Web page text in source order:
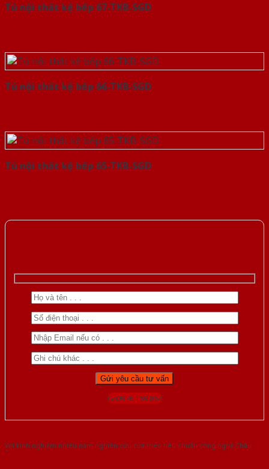
Tủ nội thất kệ bếp 67-TKB-SGD
Tủ nội thất kệ bếp 66-TKB-SGD
Tủ nội thất kệ bếp 65-TKB-SGD
Gọi 0976.169.864
Với kinh nghiệm nhiêu năm nghiên cứu cửa theo tiêu chuẩn công nghệ Châu